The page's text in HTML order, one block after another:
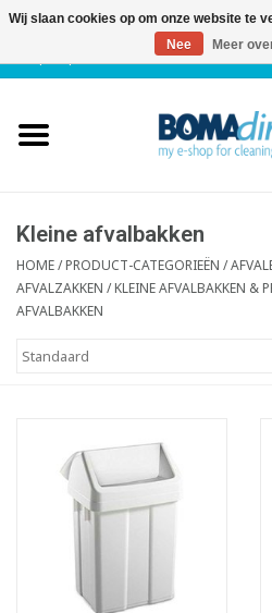
Klantenservice
Blog
Kleine afvalbakken
HOME/PRODUCT-CATEGORIEËN /
AFVALZAKKEN /KLEINE AFVALBAKKEN &
AFVALBAKKEN
Wij slaan cookies op om onze website te
Nee
Meer